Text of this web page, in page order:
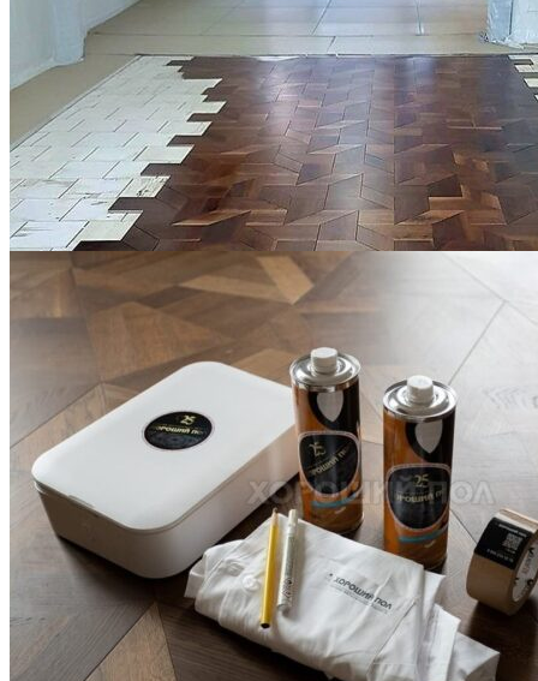
Укладка модульного паркета с финишным покрытием на
фанеру
3 600 ₽
Услуги по реставрации паркета
Блог